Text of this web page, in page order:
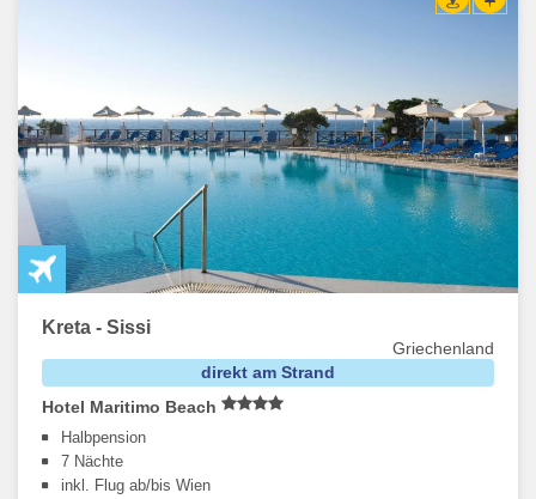
Kreta - Sissi
Griechenland
direkt am Strand
Hotel Maritimo Beach
Halbpension
7 Nächte
inkl. Flug ab/bis Wien